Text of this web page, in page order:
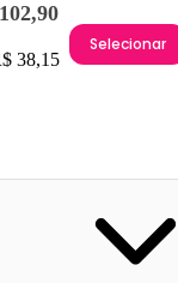
38,15
Selecionar